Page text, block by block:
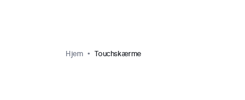
Hjem Touchskærme